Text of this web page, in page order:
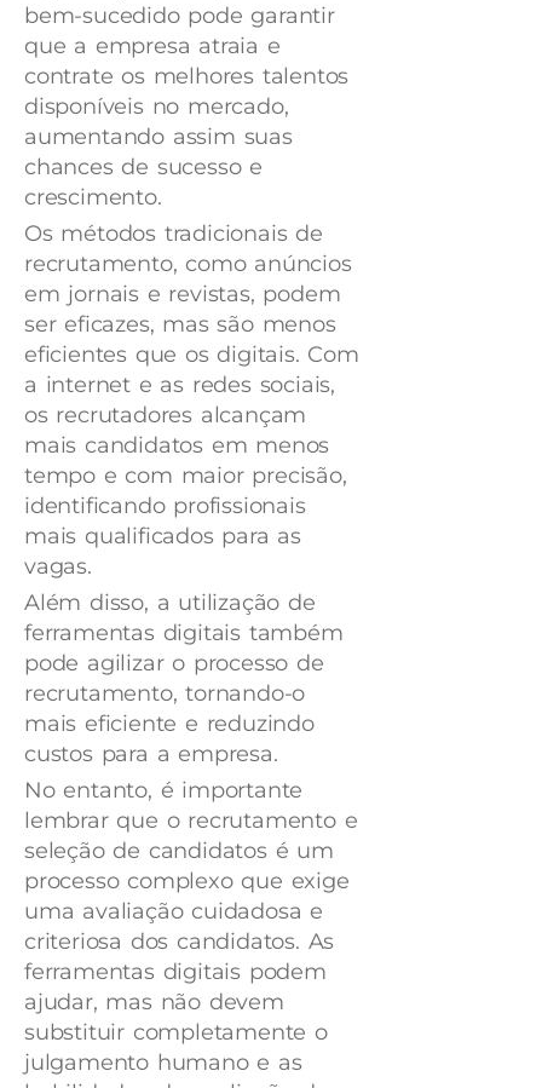
bem-sucedido pode garantir
que a empresa atraia e
contrate os melhores talentos
disponíveis no mercado,
aumentando assim suas
chances de sucesso e
crescimento.
Os métodos tradicionais de
recrutamento, como anúncios
em jornais e revistas, podem
ser eficazes, mas são menos
eficientes que os digitais. Com
a internet e as redes sociais,
os recrutadores alcançam
mais candidatos em menos
tempo e com maior precisão,
identificando profissionais
mais qualificados para as
vagas.
Além disso, a utilização de
ferramentas digitais também
pode agilizar o processo de
recrutamento, tornando-o
mais eficiente e reduzindo
custos para a empresa.
No entanto, é importante
lembrar que o recrutamento e
seleção de candidatos é um
processo complexo que exige
uma avaliação cuidadosa e
criteriosa dos candidatos. As
ferramentas digitais podem
ajudar, mas não devem
substituir completamente o
julgamento humano e as